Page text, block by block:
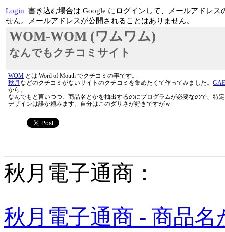
Login 書き込む場合は Google にログインして、メールアドレ
せん。メールアドレスが公開されることはありません。
WOM-WOM (ワムワム)
なんでもクチコミサイト
WOM とは Word of Mouth でクチコミの事です。
秋月 などのクチコミがないサイトのクチコミを集めたくて作ってみました。 GAE
から。
なんでもと言いつつ、商品名とかを抽出するのにプログラムが必要なので、特
デザインは誰か頼みます。自分はこのダサさが好きですがｗ
秋月電子通商：
秋月電子通商 - 商品